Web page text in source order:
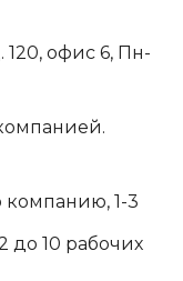
120, офис 6, Пн-
компанию, 1-3
до 10 рабочих